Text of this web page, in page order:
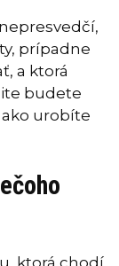
prípadne
a ktorá
budete
ako urobíte